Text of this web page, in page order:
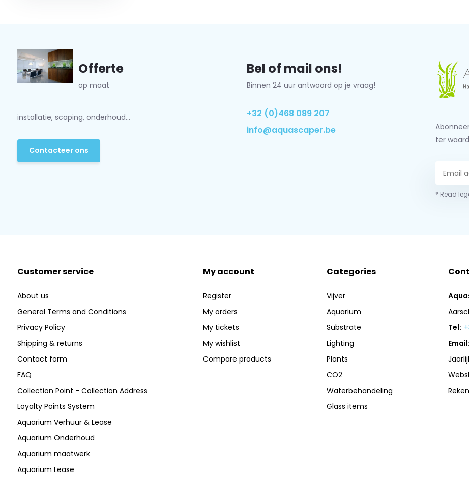
Offerte
op maat
installatie, scaping, onderhoud...
Contacteer ons
Bel of mail ons!
Binnen 24 uur antwoord op je vraag!
+32 (0)468 089 207
info@aquascaper.be
ter
* Read
Customer service
About us
General Terms and Conditions
Privacy Policy
Shipping & returns
Contact form
FAQ
Collection Point - Collection Address
Loyalty Points System
Aquarium Verhuur & Lease
Aquarium Onderhoud
Aquarium maatwerk
Aquarium Lease
My account
Register
My orders
My tickets
My wishlist
Compare products
Categories
Vijver
Aquarium
Substrate
Lighting
Plants
CO2
Waterbehandeling
Glass items
Tel:
Email: